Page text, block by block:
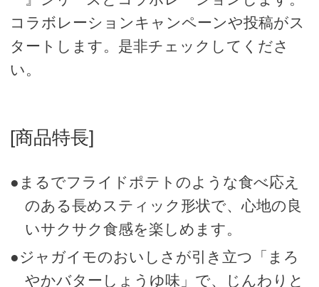
コラボレーションキャンペーンや投稿がス
タートします。是非チェックしてくださ
い。
[商品特長]
●まるでフライドポテトのような食べ応え
のある長めスティック形状で、心地の良
いサクサク食感を楽しめます。
●ジャガイモのおいしさが引き立つ「まろ
やかバターしょうゆ味」で、じんわりと